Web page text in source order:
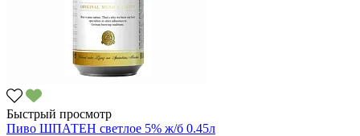
Быстрый просмотр
Пиво ШПАТЕН светлое 5% ж/б 0.45л